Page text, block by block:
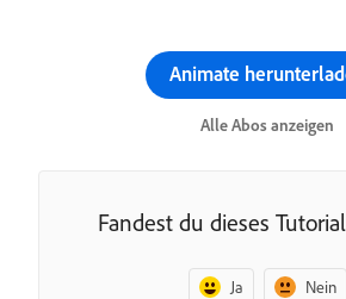
Animate
Alle Abos anzeigen
Fandest du dieses
Ja Nein